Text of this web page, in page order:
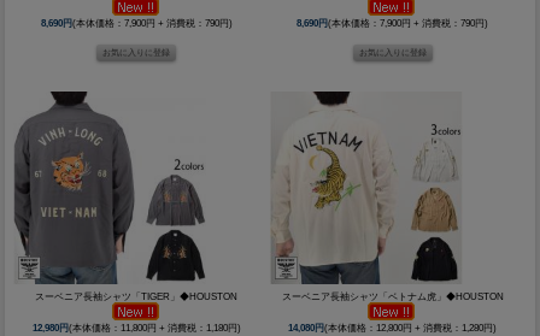
8,690円(本体価格：7,900円 + 消費税：790円) 8,690円(本体価格：7,900円 + 消費税：790円)
スーベニア長袖シャツ「TIGER」◆HOUSTON
12,980円(本体価格：11,800円 + 消費税：1,180円)
スーベニア長袖シャツ「ベトナム虎」◆HOUSTON
14,080円(本体価格：12,800円 + 消費税：1,280円)